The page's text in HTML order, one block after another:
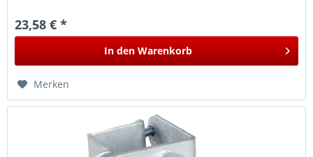
23,58 € *
In den Warenkorb
Merken